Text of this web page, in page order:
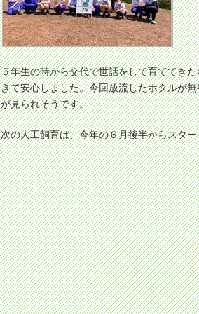
５年生の時から交代で世話をして育ててき
きて安心しました。今回放流したホタルが
が見られそうです。
次の人工飼育は、今年の６月後半からスタ